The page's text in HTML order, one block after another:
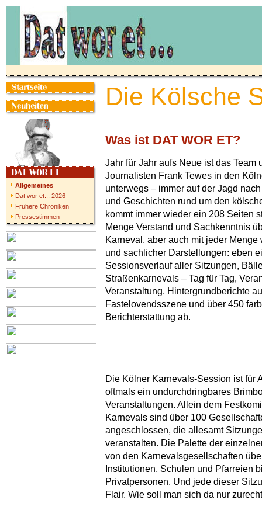
Allgemeines
Dat wor et... 2026
Frühere Chroniken
Pressestimmen
Die Kölsche
Was ist DAT WOR ET?
Jahr für Jahr aufs Neue ist das Team
Journalisten Frank Tewes in den
unterwegs – immer auf der Jagd
und Geschichten rund um den
kommt immer wieder ein 208 Seiten
Menge Verstand und Sachkenntnis
Karneval, aber auch mit jeder
und sachlicher Darstellungen: eben
Sessionsverlauf aller Sitzungen,
Straßenkarnevals – Tag für Tag,
Veranstaltung. Hintergrundberichte
Fastelovendsszene und über 450
Berichterstattung ab.
Die Kölner Karnevals-Session ist für
oftmals ein undurchdringbares
Veranstaltungen. Allein dem
Karnevals sind über 100
angeschlossen, die allesamt
veranstalten. Die Palette der
von den Karnevalsgesellschaften
Institutionen, Schulen und Pfarreien
Privatpersonen. Und jede dieser
Flair. Wie soll man sich da nur